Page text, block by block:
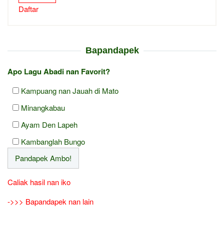
Daftar
Bapandapek
Apo Lagu Abadi nan Favorit?
Kampuang nan Jauah di Mato
Minangkabau
Ayam Den Lapeh
Kambanglah Bungo
Caliak hasil nan iko
->>> Bapandapek nan lain